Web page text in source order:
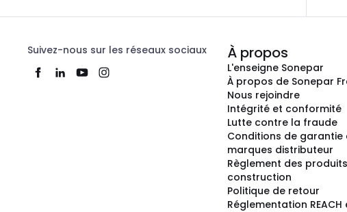
Suivez-nous sur les réseaux sociaux À propos
L'enseigne Sonepar
À propos de Sonepar
Nous rejoindre
Intégrité et conformité
Lutte contre la fraude
Conditions de garantie
marques distributeur
Règlement des
construction
Politique de retour
Réglementation REACH